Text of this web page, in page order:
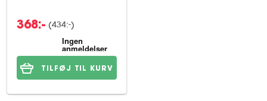
368:- (434:-)
TILFØJ TIL KURV